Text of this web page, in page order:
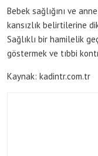
Bebek sağlığını ve
kansızlık belirtilerine
Sağlıklı bir hamilelik
göstermek ve tıbbi
Kaynak: kadintr.com.tr